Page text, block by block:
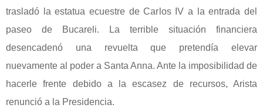
trasladó la estatua ecuestre de Carlos IV a la entrada del
paseo de Bucareli. La terrible situación financiera
desencadenó una revuelta que pretendía elevar
nuevamente al poder a Santa Anna. Ante la imposibilidad de
hacerle frente debido a la escasez de recursos, Arista
renunció a la Presidencia.